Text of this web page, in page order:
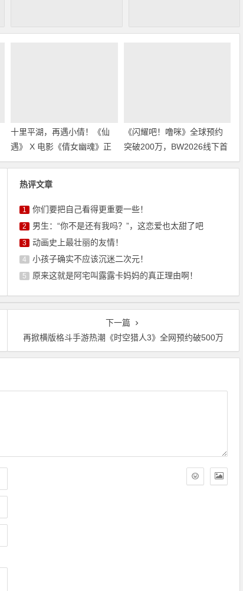
十里平湖，再遇小倩！《仙
遇》 X 电影《倩女幽魂》正
式开启
《闪耀吧！噜咪》全球预约
突破200万，BW2026线下首
展进行中
热评文章
1 你们要把自己看得更重要一些！
2 男生：“你不是还有我吗？”，这恋爱也太甜了吧
3 动画史上最壮丽的友情！
4 小孩子确实不应该沉迷二次元！
5 原来这就是阿宅叫露露卡妈妈的真正理由啊！
下一篇
再掀横版格斗手游热潮《时空猎人3》全网预约破500万